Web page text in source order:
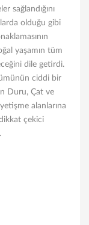
sağlandığını
olduğu gibi
yaşamın tüm
dile getirdi.
ciddi bir
Duru, Çat ve
alanlarına
çekici